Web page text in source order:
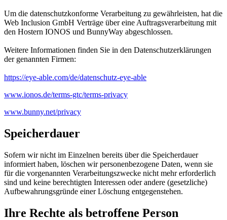
Um die datenschutzkonforme Verarbeitung zu gewährleisten, hat die
Web Inclusion GmbH Verträge über eine Auftragsverarbeitung mit
den Hostern IONOS und BunnyWay abgeschlossen.
Weitere Informationen finden Sie in den Datenschutzerklärungen
der genannten Firmen:
https://eye-able.com/de/datenschutz-eye-able
www.ionos.de/terms-gtc/terms-privacy
www.bunny.net/privacy
Speicherdauer
Sofern wir nicht im Einzelnen bereits über die Speicherdauer
informiert haben, löschen wir personenbezogene Daten, wenn sie
für die vorgenannten Verarbeitungszwecke nicht mehr erforderlich
sind und keine berechtigten Interessen oder andere (gesetzliche)
Aufbewahrungsgründe einer Löschung entgegenstehen.
Ihre Rechte als betroffene Person